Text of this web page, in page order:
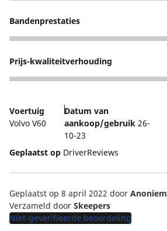
Bandenprestaties
4
Prijs-kwaliteitverhouding
5
Voertuig
Volvo V60
Datum van
aankoop/gebruik 26-
10-23
Geplaatst op DriverReviews
Geplaatst op 8 april 2022 door Anoniem
Verzameld door Skeepers
Niet-geverifieerde beoordeling